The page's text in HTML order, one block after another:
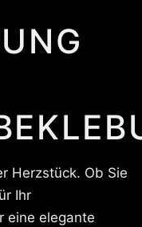
Herzstück. Ob Sie
Ihr
eine elegante